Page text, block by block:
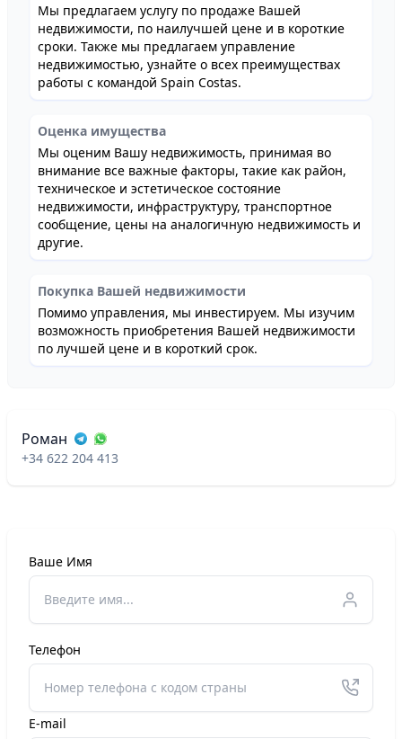
Мы предлагаем услугу по продаже Вашей
недвижимости, по наилучшей цене и в короткие
сроки. Также мы предлагаем управление
недвижимостью, узнайте о всех преимуществах
работы с командой Spain Costas.
Оценка имущества
Мы оценим Вашу недвижимость, принимая во
внимание все важные факторы, такие как район,
техническое и эстетическое состояние
недвижимости, инфраструктуру, транспортное
сообщение, цены на аналогичную недвижимость и
другие.
Покупка Вашей недвижимости
Помимо управления, мы инвестируем. Мы изучим
возможность приобретения Вашей недвижимости
по лучшей цене и в короткий срок.
Роман
+34 622 204 413
Ваше Имя
Телефон
E-mail